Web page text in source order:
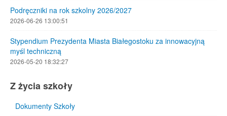
Podręczniki na rok szkolny 2026/2027
2026-06-26 13:00:51
Stypendium Prezydenta Miasta Białegostoku za innowacyjną
myśl techniczną
2026-05-20 18:32:27
Z życia szkoły
Dokumenty Szkoły